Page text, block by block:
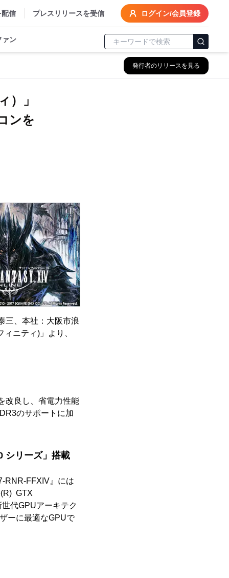
配信 プレスリリースを受信 ログイン/会員登録
ァン
発行者のリリースを見る
）」
ンを
三、本社：大阪市浪
ニティ)」より、
改良し、省電力性能
のサポートに加
シリーズ」搭載
RNR-FFXIV』には
GTX
代GPUアーキテク
ーに最適なGPUで